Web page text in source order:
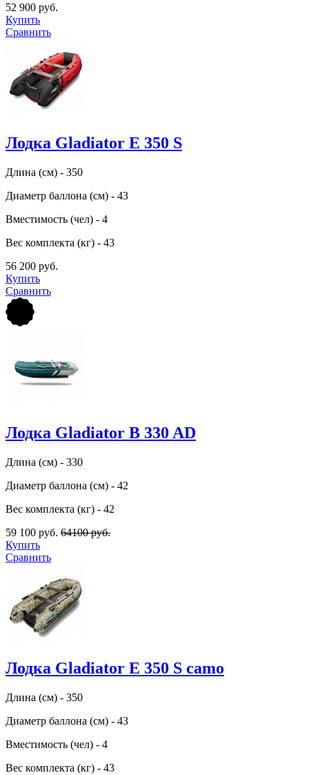
52 900 руб.
Купить
Сравнить
Лодка Gladiator E 350 S
Длина (см) - 350
Диаметр баллона (см) - 43
Вместимость (чел) - 4
Вес комплекта (кг) - 43
56 200 руб.
Купить
Сравнить
Лодка Gladiator B 330 AD
Длина (см) - 330
Диаметр баллона (см) - 42
Вес комплекта (кг) - 42
59 100 руб. 64100 руб.
Купить
Сравнить
Лодка Gladiator E 350 S camo
Длина (см) - 350
Диаметр баллона (см) - 43
Вместимость (чел) - 4
Вес комплекта (кг) - 43